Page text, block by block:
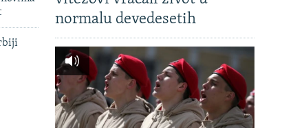
normalu devedesetih